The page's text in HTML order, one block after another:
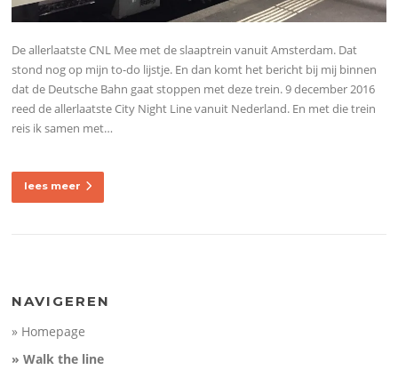
De allerlaatste CNL Mee met de slaaptrein vanuit Amsterdam. Dat
stond nog op mijn to-do lijstje. En dan komt het bericht bij mij binnen
dat de Deutsche Bahn gaat stoppen met deze trein. 9 december 2016
reed de allerlaatste City Night Line vanuit Nederland. En met die trein
reis ik samen met…
lees meer
NAVIGEREN
» Homepage
» Walk the line